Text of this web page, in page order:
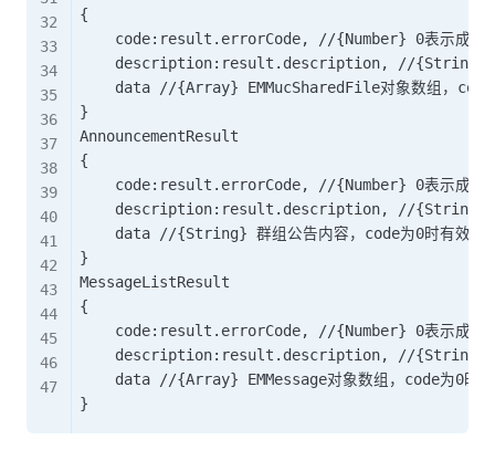
{
code:result.errorCode, //{Number} 0表示成功,
description:result.description, //{String}
data //{Array} EMMucSharedFile对象数组，code
}
AnnouncementResult
{
code:result.errorCode, //{Number} 0表示成功,
description:result.description, //{String}
    data //{String} 群组公告内容，code为0时有效
}
MessageListResult
{
code:result.errorCode, //{Number} 0表示成功,
description:result.description, //{String}
data //{Array} EMMessage对象数组，code为0时